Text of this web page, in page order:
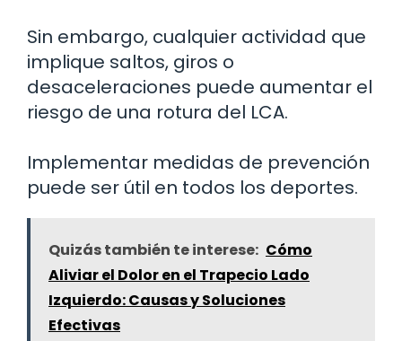
Sin embargo, cualquier actividad que
implique saltos, giros o
desaceleraciones puede aumentar el
riesgo de una rotura del LCA.
Implementar medidas de prevención
puede ser útil en todos los deportes.
Quizás también te interese: Cómo
Aliviar el Dolor en el Trapecio Lado
Izquierdo: Causas y Soluciones
Efectivas